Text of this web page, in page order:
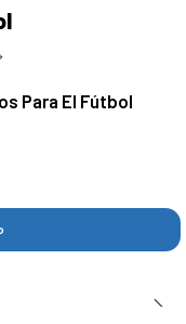
Para El Fútbol